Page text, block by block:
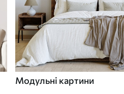
Модульні картини